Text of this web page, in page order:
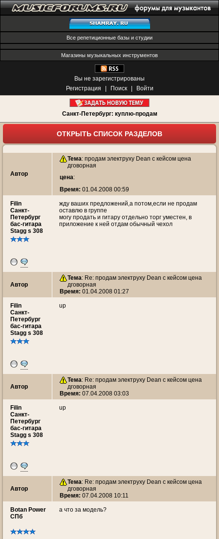
Все репетиционные базы и студии
Магазины музыкальных инструментов
Вы не зарегистрированы
Регистрация
Поиск Войти
Санкт-Петербург: куплю-продам
ОТКРЫТЬ СПИСОК РАЗДЕЛОВ
Автор
Тема: продам электруху Dean с кейсом цена
дговорная
цена:
Время: 01.04.2008 00:59
Filin
Санкт-
Петербург
бас-гитара
Stagg s 308
жду ваших предложений,а потом,если не продам
оставлю в группе
могу продать и гитару отдельно торг уместен, в
приложение к ней отдам обычный чехол
Автор
Тема: Re: продам электруху Dean с кейсом цена
дговорная
Время: 01.04.2008 01:27
Filin
Санкт-
Петербург
бас-гитара
Stagg s 308
up
Автор
Тема: Re: продам электруху Dean с кейсом цена
дговорная
Время: 07.04.2008 03:03
Filin
Санкт-
Петербург
бас-гитара
Stagg s 308
up
Автор
Тема: Re: продам электруху Dean с кейсом цена
дговорная
Время: 07.04.2008 10:11
Botan Power
СПб
а что за модель?